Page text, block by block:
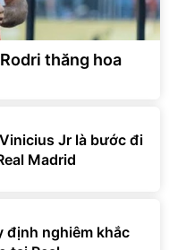
thăng hoa
Jr là bước đi
Madrid
định nghiêm khắc